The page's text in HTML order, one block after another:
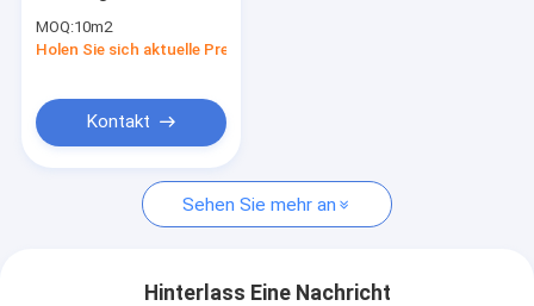
For Screen des
Edelstahl-2.5m
MOQ:10m2
Holen Sie sich aktuelle Preis
Kontakt
Sehen Sie mehr an
Hinterlass Eine Nachricht